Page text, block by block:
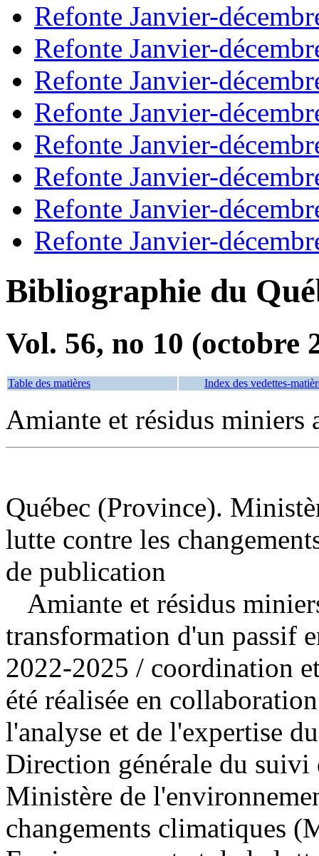
Refonte Janvier-
Refonte Janvier-
Refonte Janvier-
Refonte Janvier-
Refonte Janvier-
Refonte Janvier-
Refonte Janvier-
Refonte Janvier-
Bibliographie du
Vol. 56, no 10 (octobre
Table des matières Index des vedettes-
Amiante et résidus miniers
Québec (Province).
lutte contre les
de publication
Amiante et résidus
transformation d'un passif
2022-2025 / coordination
été réalisée en
l'analyse et de l'expertise
Direction générale du
Ministère de
changements climatiques